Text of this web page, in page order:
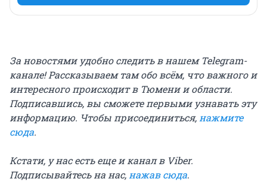
За новостями удобно следить в нашем Telegram-
канале! Рассказываем там обо всём, что важного и
интересного происходит в Тюмени и области.
Подписавшись, вы сможете первыми узнавать эту
информацию. Чтобы присоединиться,нажмите
сюда.
Кстати, у нас есть еще и канал в Viber.
Подписывайтесь на нас,нажав сюда.